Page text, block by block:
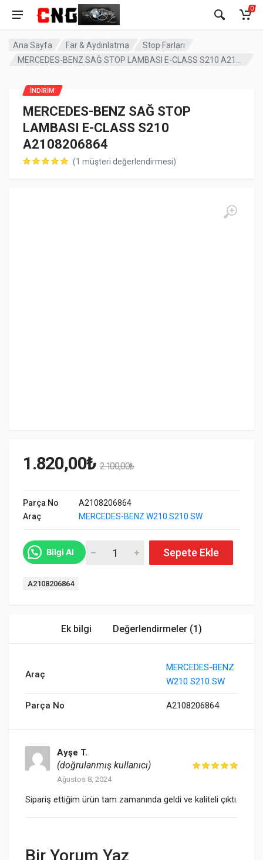
0
Ana Sayfa Far & Aydınlatma
Stop Farları
MERCEDES-BENZ SAĞ STOP
LAMBASI E-CLASS S210
A2108206864
(1 müşteri değerlendirmesi)
İNDIRIM
1.820,00₺ 2.100,00₺
Parça No
A2108206864
Araç
MERCEDES-BENZ W210 S210 SW
Bilgi Al
MERCEDES-BENZ SAĞ STOP LAMBASI E-
Sepete Ekle
Etiket:
A2108206864
Ek bilgi Değerlendirmeler (1)
Araç
MERCEDES-BENZ
W210 S210 SW
Parça No A2108206864
Ayşe T.
(doğrulanmış kullanıcı)
Ağustos 8, 2024
Sipariş ettiğim ürün tam zamanında geldi ve kaliteli çıktı.
Bir Yorum Yaz